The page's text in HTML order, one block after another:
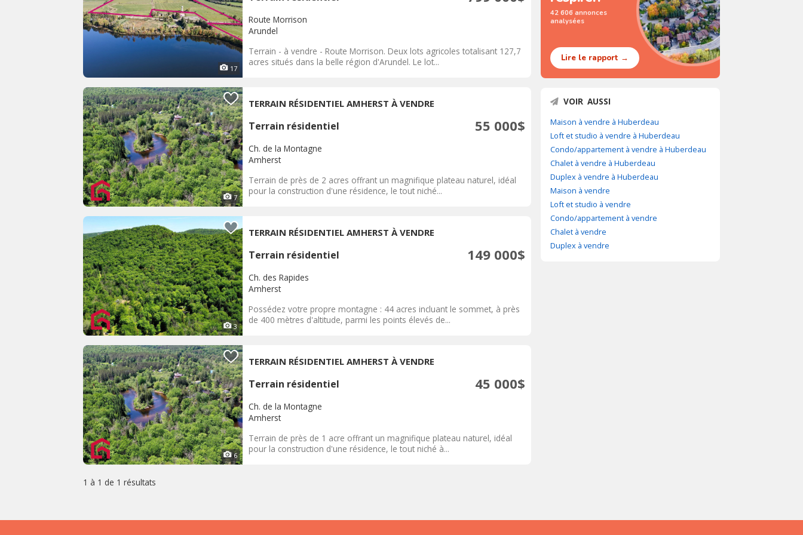
17
Route Morrison
Arundel
Terrain - à vendre - Route Morrison. Deux lots agricoles totalisant 127,7
acres situés dans la belle région d'Arundel. Le lot...
7
TERRAIN RÉSIDENTIEL AMHERST À VENDRE
Terrain résidentiel 55 000$
Ch. de la Montagne
Amherst
Terrain de près de 2 acres offrant un magnifique plateau naturel, idéal
pour la construction d'une résidence, le tout niché...
3
TERRAIN RÉSIDENTIEL AMHERST À VENDRE
Terrain résidentiel 149 000$
Ch. des Rapides
Amherst
Possédez votre propre montagne : 44 acres incluant le sommet, à près
de 400 mètres d'altitude, parmi les points élevés de...
6
TERRAIN RÉSIDENTIEL AMHERST À VENDRE
Terrain résidentiel 45 000$
Ch. de la Montagne
Amherst
Terrain de près de 1 acre offrant un magnifique plateau naturel, idéal
pour la construction d'une résidence, le tout niché à...
1 à 1 de 1 résultats
42 606 annonces
analysées
Lire le rapport →
VOIR AUSSI
Maison à vendre à Huberdeau
Loft et studio à vendre à Huberdeau
Condo/appartement à vendre à Huberdeau
Chalet à vendre à Huberdeau
Duplex à vendre à Huberdeau
Maison à vendre
Loft et studio à vendre
Condo/appartement à vendre
Chalet à vendre
Duplex à vendre